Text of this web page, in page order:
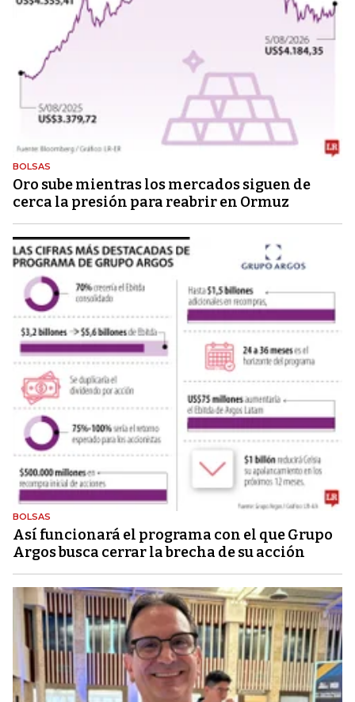
BOLSAS
Oro sube mientras los mercados siguen de
cerca la presión para reabrir en Ormuz
BOLSAS
Así funcionará el programa con el que Grupo
Argos busca cerrar la brecha de su acción